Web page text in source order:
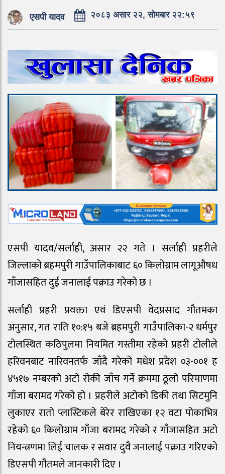
एसपी यादव २०८३ असार २२, सोमबार २२:५९
एसपी यादव/सर्लाही, असार २२ गते । सर्लाही प्रहरीले
जिल्लाको ब्रहमपुरी गाउँपालिकाबाट ६० किलोग्राम लागूऔषध
गाँजासहित दुई जनालाई पक्राउ गरेको छ ।
सर्लाही प्रहरी प्रवक्ता एवं डिएसपी वेदप्रसाद गौतमका
अनुसार, गत राति १०:१५ बजे ब्रहमपुरी गाउँपालिका-२ धर्मपुर
टोलस्थित कठिपुलमा नियमित गस्तीमा रहेको प्रहरी टोलीले
हरिवनबाट नारिवनतर्फ जाँदै गरेको मधेश प्रदेश ०३-००१ ह
४५१७ नम्बरको अटो रोकी जाँच गर्ने क्रममा ठूलो परिमाणमा
गाँजा बरामद गरेको हो । प्रहरीले अटोको डिकी तथा सिटमुनि
लुकाएर रातो प्लास्टिकले बेरेर राखिएका १२ वटा पोकाभित्र
रहेको ६० किलोग्राम गाँजा बरामद गरेको र गाँजासहित अटो
नियन्त्रणमा लिई चालक र सवार दुवै जनालाई पक्राउ गरिएको
डिएसपी गौतमले जानकारी दिए ।